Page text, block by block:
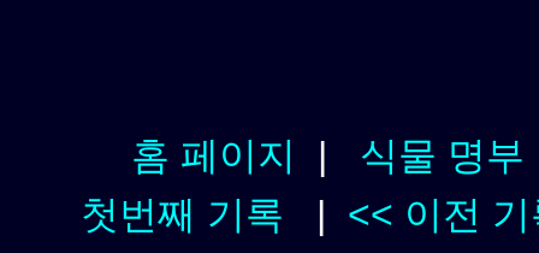
홈 페이지 | 식물 명부
첫번째 기록 | << 이전 기